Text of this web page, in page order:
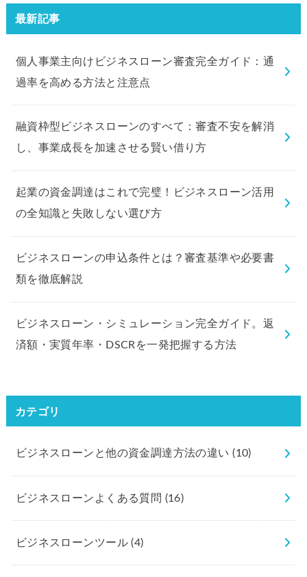
験してみました。
最新記事
個人事業主向けビジネスローン審査完全ガイド：通
過率を高める方法と注意点
融資枠型ビジネスローンのすべて：審査不安を解消
し、事業成長を加速させる賢い借り方
起業の資金調達はこれで完璧！ビジネスローン活用
の全知識と失敗しない選び方
ビジネスローンの申込条件とは？審査基準や必要書
類を徹底解説
ビジネスローン・シミュレーション完全ガイド。返
済額・実質年率・DSCRを一発把握する方法
カテゴリ
ビジネスローンと他の資金調達方法の違い(10)
ビジネスローンよくある質問 (16)
ビジネスローンツール(4)